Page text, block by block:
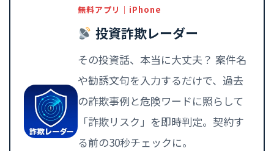
無料アプリ｜iPhone
投資詐欺レーダー
その投資話、本当に大丈夫？ 案件名
や勧誘文句を入力するだけで、過去
の詐欺事例と危険ワードに照らして
「詐欺リスク」を即時判定。契約す
る前の30秒チェックに。